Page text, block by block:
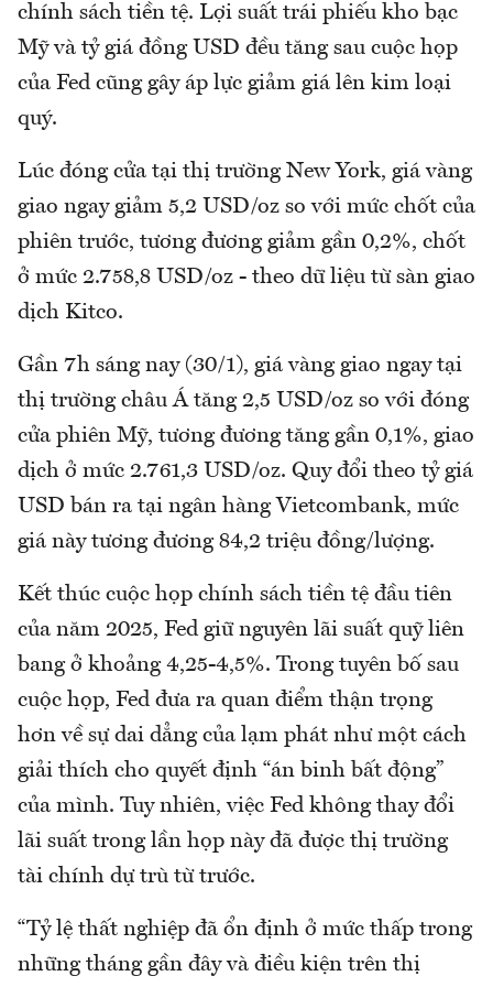
chính sách tiền tệ. Lợi suất trái phiếu kho bạc
Mỹ và tỷ giá đồng USD đều tăng sau cuộc họp
của Fed cũng gây áp lực giảm giá lên kim loại
quý.
Lúc đóng cửa tại thị trường New York, giá vàng
giao ngay giảm 5,2 USD/oz so với mức chốt của
phiên trước, tương đương giảm gần 0,2%, chốt
ở mức 2.758,8 USD/oz - theo dữ liệu từ sàn giao
dịch Kitco.
Gần 7h sáng nay (30/1), giá vàng giao ngay tại
thị trường châu Á tăng 2,5 USD/oz so với đóng
cửa phiên Mỹ, tương đương tăng gần 0,1%, giao
dịch ở mức 2.761,3 USD/oz. Quy đổi theo tỷ giá
USD bán ra tại ngân hàng Vietcombank, mức
giá này tương đương 84,2 triệu đồng/lượng.
Kết thúc cuộc họp chính sách tiền tệ đầu tiên
của năm 2025, Fed giữ nguyên lãi suất quỹ liên
bang ở khoảng 4,25-4,5%. Trong tuyên bố sau
cuộc họp, Fed đưa ra quan điểm thận trọng
hơn về sự dai dẳng của lạm phát như một cách
giải thích cho quyết định “án binh bất động”
của mình. Tuy nhiên, việc Fed không thay đổi
lãi suất trong lần họp này đã được thị trường
tài chính dự trù từ trước.
“Tỷ lệ thất nghiệp đã ổn định ở mức thấp trong
những tháng gần đây và điều kiện trên thị